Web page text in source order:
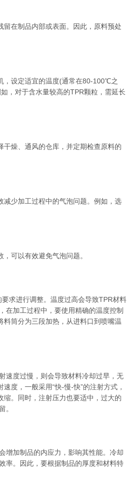
在制品内部或表面。因此，原料预处
设定适宜的温度(通常在80-100℃之
，对于含水量较高的TPR颗粒，需延长
燥、通风的仓库，并定期检查原料的
少加工过程中的气泡问题。例如，选
可以有效避免气泡问题。
求进行调整。温度过高会导致TPR材料
在加工过程中，要使用精确的温度控制
筒分为三段加热，从进料口到喷嘴温
度过慢，则会导致材料冷却过早，无
度，一般采用“快-慢-快”的注射方式，
。同时，注射压力也要适中，过大的
。
加制品的内应力，影响其性能。冷却
率。因此，要根据制品的厚度和材料特